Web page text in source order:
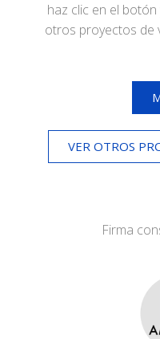
haz clic en el
otros proyectos de
VER OTROS
Firma